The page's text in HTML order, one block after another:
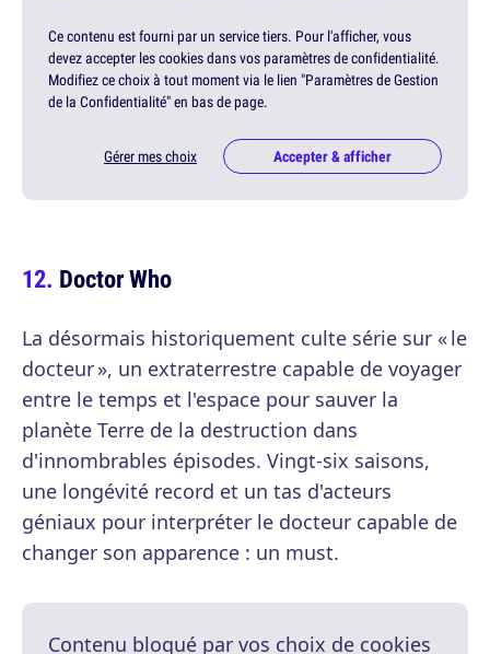
Ce contenu est fourni par un service tiers. Pour l'afficher, vous
devez accepter les cookies dans vos paramètres de confidentialité.
Modifiez ce choix à tout moment via le lien "Paramètres de Gestion
de la Confidentialité" en bas de page.
Gérer mes choix Accepter & afficher
Doctor Who
La désormais historiquement culte série sur « le
docteur », un extraterrestre capable de voyager
entre le temps et l'espace pour sauver la
planète Terre de la destruction dans
d'innombrables épisodes. Vingt-six saisons,
une longévité record et un tas d'acteurs
géniaux pour interpréter le docteur capable de
changer son apparence : un must.
Contenu bloqué par vos choix de cookies